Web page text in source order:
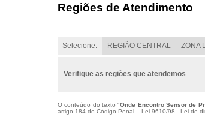
Regiões de Atendimento
Selecione: REGIÃO CENTRAL ZONA
Verifique as regiões que atendemos
O conteúdo do texto "Onde Encontro Sensor de
artigo 184 do Código Penal – Lei 9610/98 - Lei de